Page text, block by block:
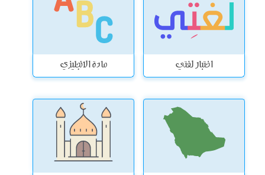
اختبار لغتي مادة الانجليزي